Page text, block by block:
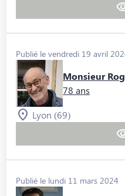
Publié le vendredi 19 avril
Monsieur
78 ans
Lyon (69)
Publié le lundi 11 mars 2024